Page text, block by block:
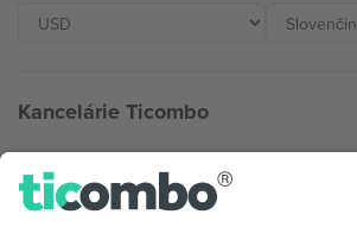
Kancelárie Ticombo
Unter den Linden 24, 10117
Berlin, Germany
167 City